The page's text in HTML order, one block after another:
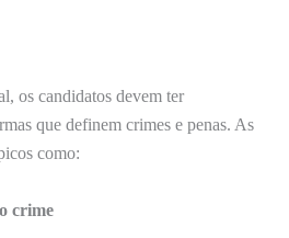
os candidatos devem ter
que definem crimes e penas. As
como:
crime